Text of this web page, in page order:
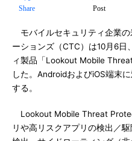
Share Post
モバイルセキュリティ企業の
ーションズ（CTC）は10月6
ィ製品「Lookout Mobile
した。AndroidおよびiOS端末
する。
Lookout Mobile Threat
リや高リスクアプリの検出／